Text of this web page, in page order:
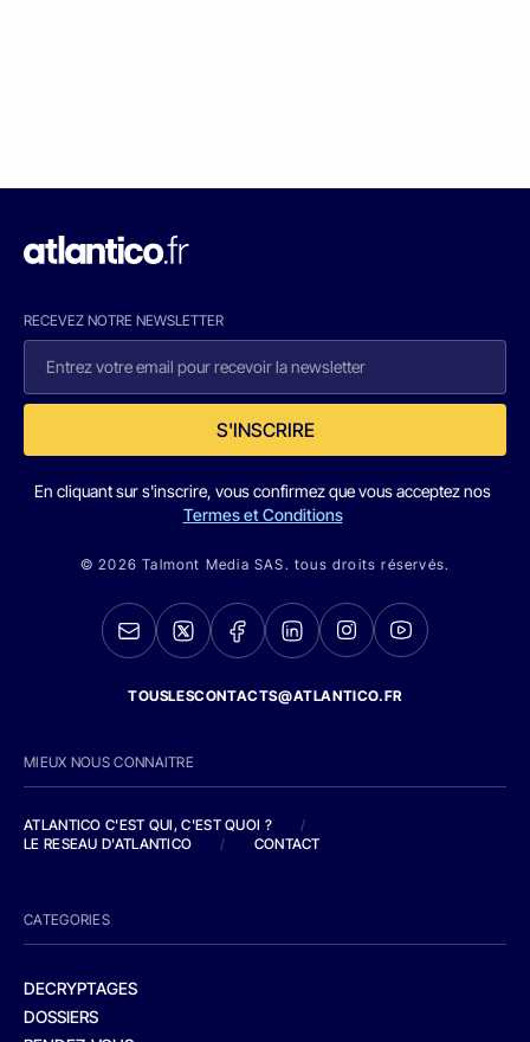
RECEVEZ NOTRE NEWSLETTER
S'INSCRIRE
En cliquant sur s'inscrire, vous confirmez que vous acceptez nos
Termes et Conditions
© 2026 Talmont Media SAS. tous droits réservés.
TOUSLESCONTACTS@ATLANTICO.FR
MIEUX NOUS CONNAITRE
ATLANTICO C'EST QUI, C'EST QUOI ?
/
LE RESEAU D'ATLANTICO
/ CONTACT
CATEGORIES
DECRYPTAGES
DOSSIERS